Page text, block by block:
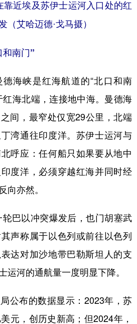
海南 重庆
云南
Français عربى
日本語 한국어
靠近埃及苏伊士运河入口处的红
（艾哈迈德·戈马摄）
和南门”
海峡是红海航道的“北口和南
红海北端，连接地中海。曼德海
间，最窄处仅宽29公里，北端
湾通往印度洋。苏伊士运河与
呼应：任何船只如果要从地中
度洋，必须穿越红海并同时经
向亦然。
巴以冲突爆发后，也门胡塞武
声称属于以色列或前往以色列
达对加沙地带巴勒斯坦人的支
运河的通航量一度明显下降。
布的数据显示：2023年，苏
元，创历史新高；但2024年，